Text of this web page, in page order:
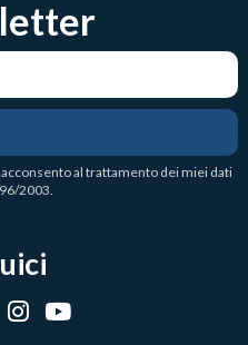
acconsento al trattamento dei miei dati
2003.